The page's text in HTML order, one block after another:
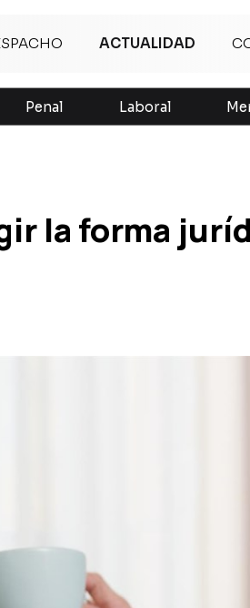
ACTUALIDAD
Penal Laboral
la forma